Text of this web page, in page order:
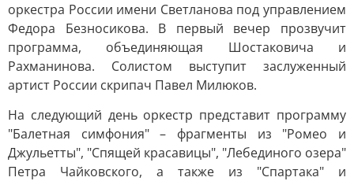
оркестра России имени Светланова под управлением
Федора Безносикова. В первый вечер прозвучит
программа, объединяющая Шостаковича и
Рахманинова. Солистом выступит заслуженный
артист России скрипач Павел Милюков.
На следующий день оркестр представит программу
"Балетная симфония" – фрагменты из "Ромео и
Джульетты", "Спящей красавицы", "Лебединого озера"
Петра Чайковского, а также из "Спартака" и